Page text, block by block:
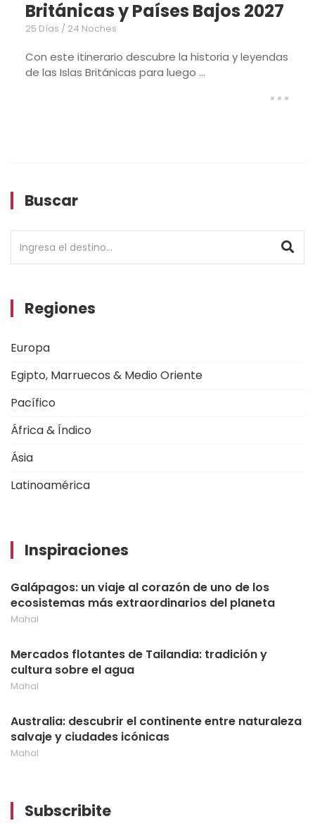
Bajos 2027
historia y leyendas
Británicas con
El itinerario ...
Buscar
Regiones
Europa
Egipto, Marruecos & Medio Oriente
Pacífico
África & Índico
Ásia
Latinoamérica
Inspiraciones
Galápagos: un viaje al corazón de uno de los
ecosistemas más extraordinarios del planeta
Mahal
Mercados flotantes de Tailandia: tradición y
cultura sobre el agua
Mahal
Australia: descubrir el continente entre naturaleza
salvaje y ciudades icónicas
Mahal
Subscribite